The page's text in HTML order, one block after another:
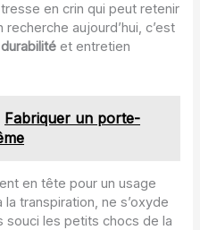
en crin qui peut retenir
recherche aujourd’hui, c’est
durabilité et entretien
Fabriquer un porte-
en tête pour un usage
transpiration, ne s’oxyde
souci les petits chocs de la